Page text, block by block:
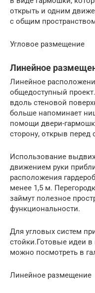
открыть и одним
с общим
Угловое размещение
Линейное
Линейное
общедоступный
вдоль стеновой
больше напоминает
помощи двери-
сторону, открыв
Использование
движением руки
расположения
менее 1,5 м.
займут полезное
функциональности.
Для угловых систем
стойки.Готовые идеи в
можно посмотреть в
Линейное размещение